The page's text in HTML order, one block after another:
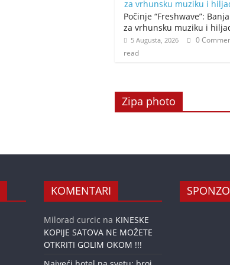
Počinje “Freshwave”:
za vrhunsku muziku i
5 Augusta, 2026 0
read
Zipa photo
KOMENTARI
Milorad curcic na KINESKE
KOPIJE SATOVA NE MOŽETE
OTKRITI GOLIM OKOM !!!